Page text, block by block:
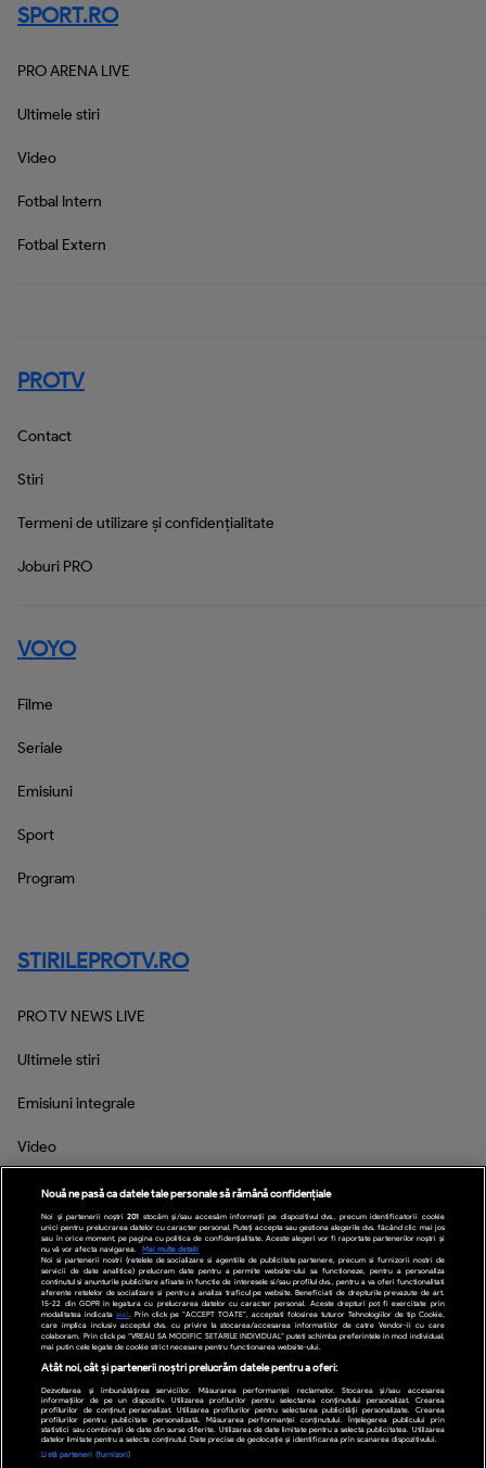
PROTV
Contact
Stiri
Termeni de utilizare și confidențialitate
Joburi PRO
VOYO
Filme
Seriale
Emisiuni
Sport
Program
STIRILEPROTV.RO
PRO TV NEWS LIVE
Ultimele stiri
Emisiuni integrale
Video
Inspectorul PRO
SPORT.RO
PRO ARENA LIVE
Ultimele stiri
Video
Fotbal Intern
Fotbal Extern
Social Media
Nouă ne pasă ca datele tale personale să rămână confidențiale
Noi și partenerii noștri201 stocăm și/sau accesăm informații pe dispozitivul dvs., precum identificatorii cookie
unici pentru prelucrarea datelor cu caracter personal. Puteți accepta sau gestiona alegerile dvs. făcând clic mai jos
sau în orice moment, pe pagina cu politica de confidențialitate. Aceste alegeri vor fi raportate partenerilor noștri și
nu vă vor afecta navigarea.
Mai multe detalii
Noi si partenerii nostri (retelele de socializare si agentiile de publicitate partenere, precum si furnizorii nostri de
servicii de date analitice) prelucram date pentru a permite website-ului sa functioneze, pentru a personaliza
continutul si anunturile publicitare afisate in functie de interesele si/sau profilul dvs., pentru a va oferi functionalitati
aferente retelelor de socializare si pentru a analiza traficul pe website. Beneficiati de drepturile prevazute de art.
15-22 din GDPR in legatura cu prelucrarea datelor cu caracter personal. Aceste drepturi pot fi exercitate prin
modalitatea indicataaici
. Prin click pe “ACCEPT TOATE”, acceptati folosirea tuturor Tehnologiilor de tip Cookie,
care implica inclusiv acceptul dvs. cu privire la stocarea/accesarea informatiilor de catre Vendor-ii cu care
colaboram. Prin click pe “VREAU SA MODIFIC SETARILE INDIVIDUAL” puteti schimba preferintele in mod individual,
mai putin cele legate de cookie strict necesare pentru functionarea website-ului.
Atât noi, cât și partenerii noștri prelucrăm datele pentru a oferi:
Dezvoltarea și îmbunătățirea serviciilor. Măsurarea performanței reclamelor. Stocarea și/sau accesarea
informațiilor de pe un dispozitiv. Utilizarea profilurilor pentru selectarea conținutului personalizat. Crearea
profilurilor de conținut personalizat. Utilizarea profilurilor pentru selectarea publicității personalizate. Crearea
profilurilor pentru publicitate personalizată. Măsurarea performanței conținutului. Înțelegerea publicului prin
statistici sau combinații de date din surse diferite. Utilizarea de date limitate pentru a selecta publicitatea. Utilizarea
datelor limitate pentru a selecta conținutul. Date precise de geolocație și identificarea prin scanarea dispozitivului.
Listă parteneri (furnizori)